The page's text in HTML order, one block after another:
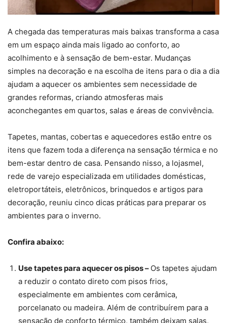
A chegada das temperaturas mais baixas transforma a casa
em um espaço ainda mais ligado ao conforto, ao
acolhimento e à sensação de bem-estar. Mudanças
simples na decoração e na escolha de itens para o dia a dia
ajudam a aquecer os ambientes sem necessidade de
grandes reformas, criando atmosferas mais
aconchegantes em quartos, salas e áreas de convivência.
Tapetes, mantas, cobertas e aquecedores estão entre os
itens que fazem toda a diferença na sensação térmica e no
bem-estar dentro de casa. Pensando nisso, a lojasmel,
rede de varejo especializada em utilidades domésticas,
eletroportáteis, eletrônicos, brinquedos e artigos para
decoração, reuniu cinco dicas práticas para preparar os
ambientes para o inverno.
Confira abaixo:
Use tapetes para aquecer os pisos – Os tapetes ajudam
a reduzir o contato direto com pisos frios,
especialmente em ambientes com cerâmica,
porcelanato ou madeira. Além de contribuírem para a
sensação de conforto térmico, também deixam salas,